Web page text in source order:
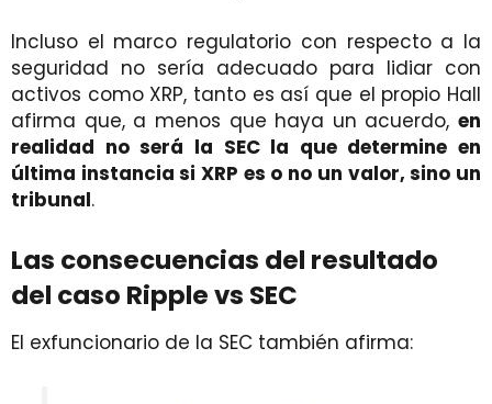
Incluso el marco regulatorio con respecto a la
seguridad no sería adecuado para lidiar con
activos como XRP, tanto es así que el propio Hall
afirma que, a menos que haya un acuerdo, en
realidad no será la SEC la que determine en
última instancia si XRP es o no un valor, sino un
tribunal.
Las consecuencias del resultado
del caso Ripple vs SEC
El exfuncionario de la SEC también afirma: